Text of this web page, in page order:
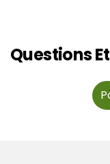
Questions